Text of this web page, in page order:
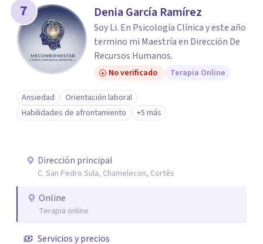
7 Denia García Ramírez
Soy Li. En Psicología Clínica y este año
termino mi Maestría en Dirección De
Recursos Humanos.
No verificado Terapia Online
Ansiedad
Orientación laboral
Habilidades de afrontamiento
+5 más
Dirección principal
C. San Pedro Sula, Chamelecon, Cortés
Online
Terapia online
Servicios y precios